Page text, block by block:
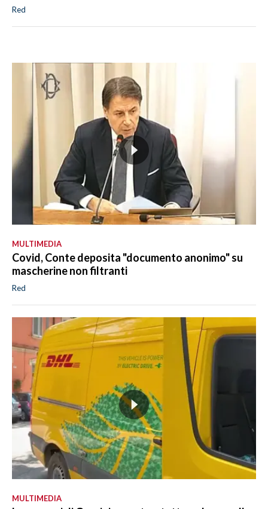
Red
MULTIMEDIA
Covid, Conte deposita "documento anonimo" su
mascherine non filtranti
Red
MULTIMEDIA